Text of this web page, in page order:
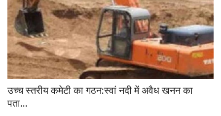
उच्च स्तरीय कमेटी का गठन:स्वां नदी में अवैध खनन का
पता...